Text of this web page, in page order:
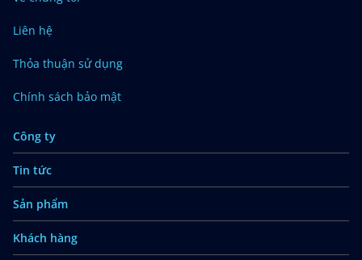
Liên hệ
Thỏa thuận sử dụng
Chính sách bảo mật
Công ty
Tin tức
Sản phẩm
Khách hàng